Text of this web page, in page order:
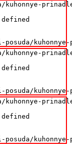
posuda/
posuda/
posuda/